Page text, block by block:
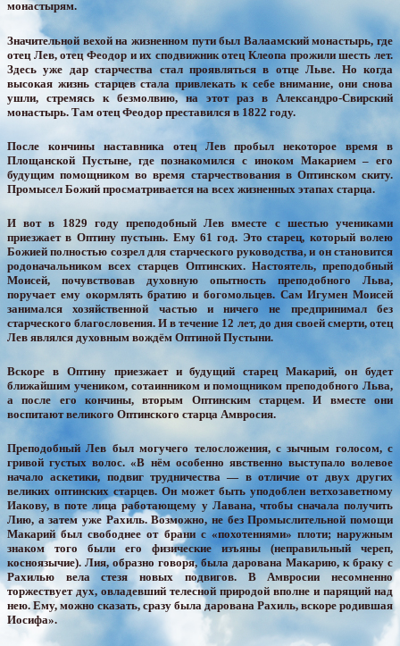
монастырям.
Значительной вехой на жизненном пути был Валаамский монастырь, где
отец Лев, отец Феодор и их сподвижник отец Клеопа прожили шесть лет.
Здесь уже дар старчества стал проявляться в отце Льве. Но когда
высокая жизнь старцев стала привлекать к себе внимание, они снова
ушли, стремясь к безмолвию, на этот раз в Александро-Свирский
монастырь. Там отец Феодор преставился в 1822 году.
После кончины наставника отец Лев пробыл некоторое время в
Площанской Пустыне, где познакомился с иноком Макарием – его
будущим помощником во время старчествования в Оптинском скиту.
Промысел Божий просматривается на всех жизненных этапах старца.
И вот в 1829 году преподобный Лев вместе с шестью учениками
приезжает в Оптину пустынь. Ему 61 год. Это старец, который волею
Божией полностью созрел для старческого руководства, и он становится
родоначальником всех старцев Оптинских. Настоятель, преподобный
Моисей, почувствовав духовную опытность преподобного Льва,
поручает ему окормлять братию и богомольцев. Сам Игумен Моисей
занимался хозяйственной частью и ничего не предпринимал без
старческого благословения. И в течение 12 лет, до дня своей смерти, отец
Лев являлся духовным вождём Оптиной Пустыни.
Вскоре в Оптину приезжает и будущий старец Макарий, он будет
ближайшим учеником, сотаинником и помощником преподобного Льва,
а после его кончины, вторым Оптинским старцем. И вместе они
воспитают великого Оптинского старца Амвросия.
Преподобный Лев был могучего телосложения, с зычным голосом, с
гривой густых волос. «В нём особенно явственно выступало волевое
начало аскетики, подвиг трудничества — в отличие от двух других
великих оптинских старцев. Он может быть уподоблен ветхозаветному
Иакову, в поте лица работающему у Лавана, чтобы сначала получить
Лию, а затем уже Рахиль. Возможно, не без Промыслительной помощи
Макарий был свободнее от брани с «похотениями» плоти; наружным
знаком того были его физические изъяны (неправильный череп,
косноязычие). Лия, образно говоря, была дарована Макарию, к браку с
Рахилью вела стезя новых подвигов. В Амвросии несомненно
торжествует дух, овладевший телесной природой вполне и парящий над
нею. Ему, можно сказать, сразу была дарована Рахиль, вскоре родившая
Иосифа».